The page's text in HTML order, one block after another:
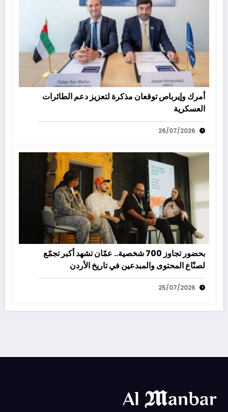
أمرك وإيرباص توقعان مذكرة لتعزيز دعم الطائرات
العسكرية
26/07/2026
بحضور تجاوز 700 شخصية.. عمّان تشهد أكبر تجمّع
لصنّاع المحتوى والمبدعين في تاريخ الأردن
25/07/2026